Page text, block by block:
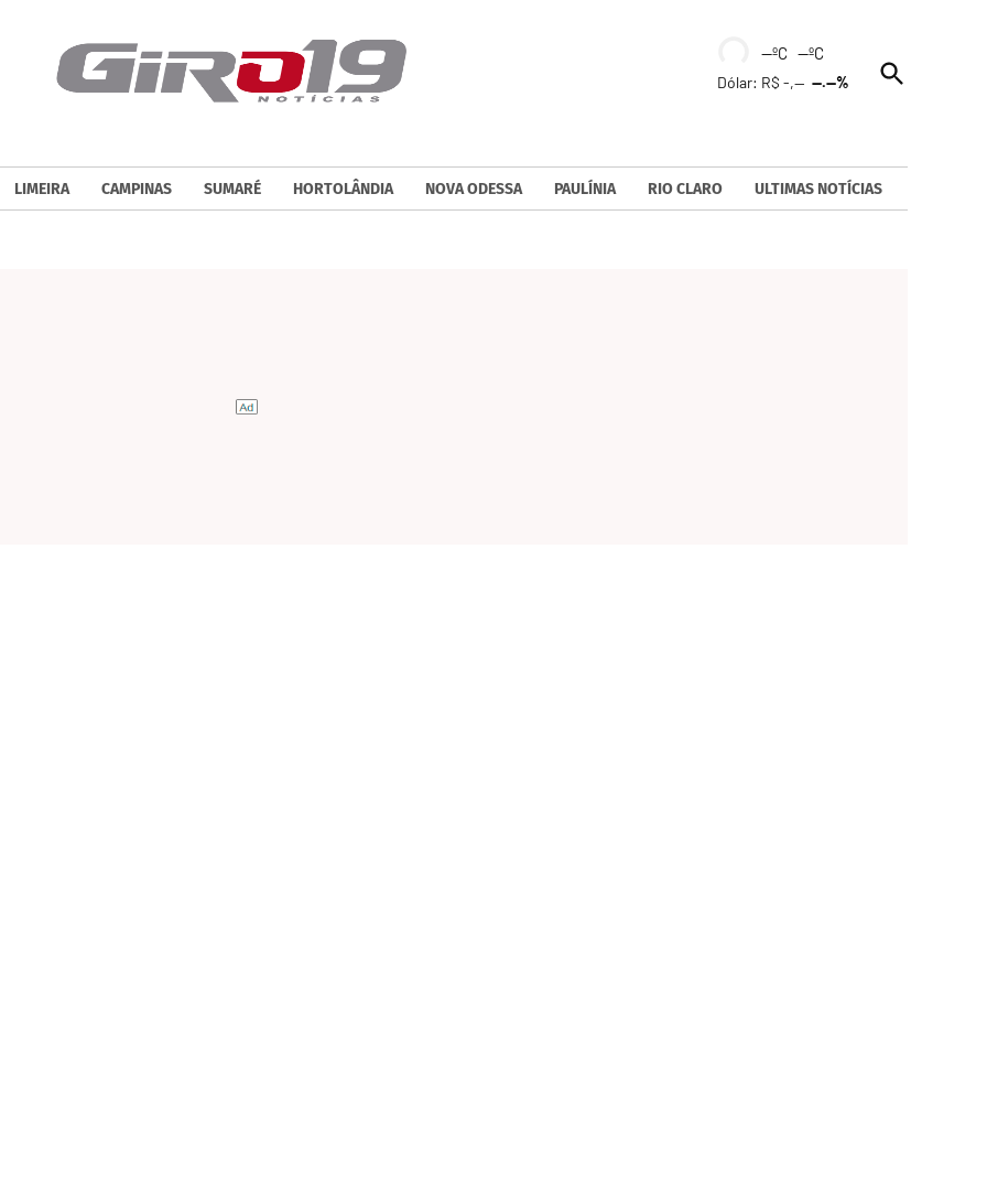
--ºC --ºC
Dólar: R$ -,----.--%
Open
Search
LIMEIRA CAMPINAS SUMARÉ HORTOLÂNDIA NOVA ODESSA PAULÍNIA RIO CLARO ULTIMAS NOTÍCIAS